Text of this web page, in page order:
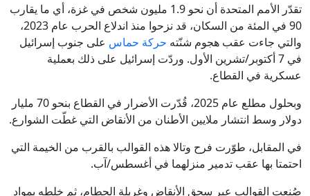
تقدّر الأمم المتحدة أن نحو 1.9 مليون شخص في غزة، أي ما يقارب
90 في المئة من السكان، قد نزحوا منذ اندلاع الحرب عام 2023،
والتي جاءت عقب هجوم شنّته حركة حماس على جنوب إسرائيل
في 7 أكتوبر/تشرين الأول. وردّت إسرائيل على ذلك بعملية
عسكرية في القطاع.
وبحلول مطلع عام 2025، قُدّرت الأضرار في القطاع بنحو 70 مليار
دولار وسط انتشار ملايين الأطنان من الأنقاض التي غطّت الشوارع.
في المقابل، طوّرت فرح وتالا هذه القوالب بالقرب من الخيمة التي
احتمتا بها عقب تدمير منزلهما في أغسطس/آب.
صُنعت القوالب عبر سحق الأنقاض وغربلة الحطام، ثم خلطه بمواد